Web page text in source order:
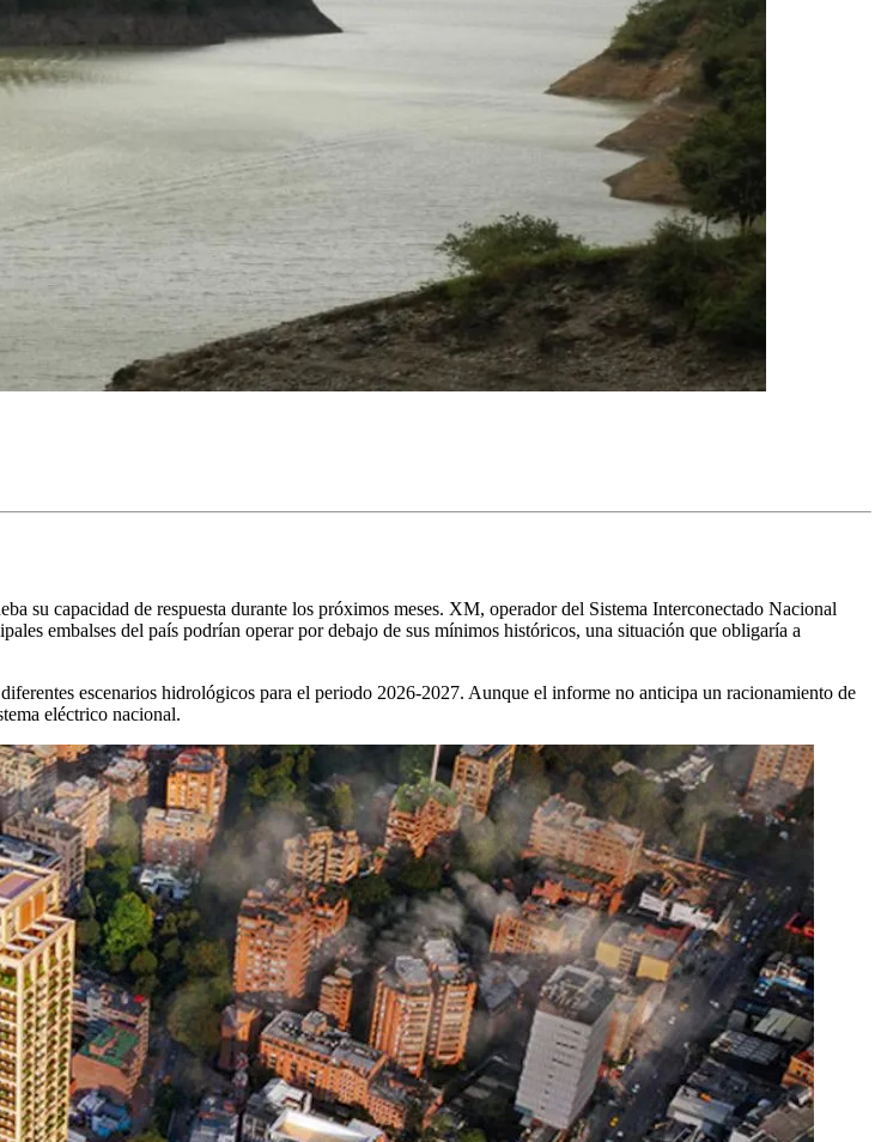
su capacidad de respuesta durante los próximos meses. XM, operador del Sistema Interconectado Nacional
embalses del país podrían operar por debajo de sus mínimos históricos, una situación que obligaría a
escenarios hidrológicos para el periodo 2026-2027. Aunque el informe no anticipa un racionamiento de
eléctrico nacional.